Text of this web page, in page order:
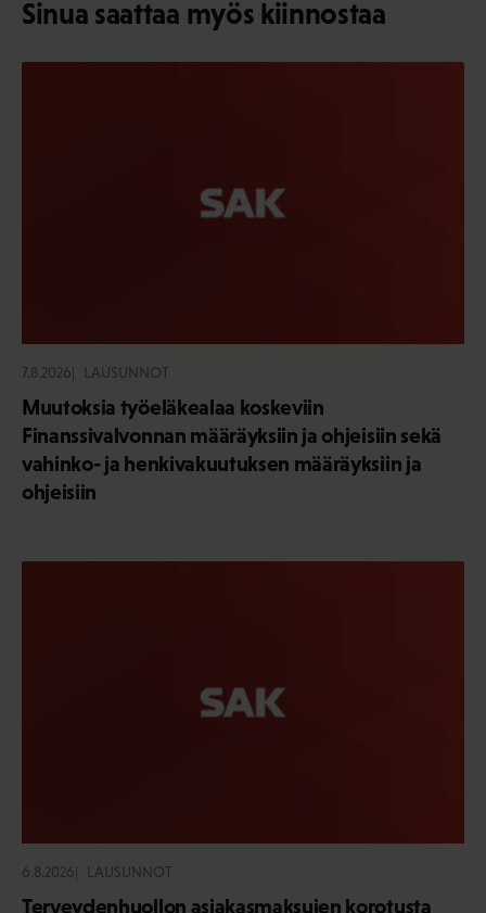
Sinua saattaa myös kiinnostaa
7.8.2026 LAUSUNNOT
Muutoksia työeläkealaa koskeviin
Finanssivalvonnan määräyksiin ja ohjeisiin sekä
vahinko- ja henkivakuutuksen määräyksiin ja
ohjeisiin
6.8.2026 LAUSUNNOT
Terveydenhuollon asiakasmaksujen korotusta